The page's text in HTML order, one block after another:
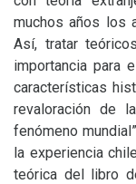
muchos años los
Así, tratar
importancia para
características
revaloración de
fenómeno
la experiencia
teórica del libro